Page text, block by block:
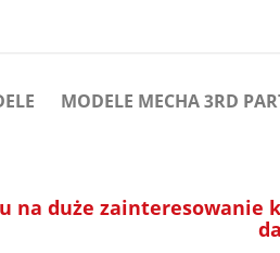
MODELE MECHA 3RD
na duże zainteresowanie